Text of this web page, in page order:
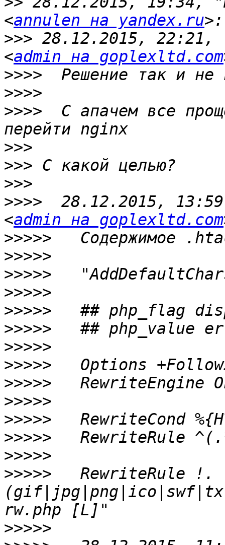
<annulen на yandex.ru
>>> 28.12.2015, 22:21,
<admin на goplexltd.com
>>>>
>>>>
>>>> С апачем все
>>>
>>>
>>>
>>>> 28.12.2015,
<admin на goplexltd.com
>>>>>
>>>>>
>>>>>
>>>>>
>>>>>
>>>>>
>>>>>
>>>>>
>>>>>
>>>>>
>>>>>
>>>>> RewriteRule
>>>>>
>>>>> RewriteRule !.
>>>>>